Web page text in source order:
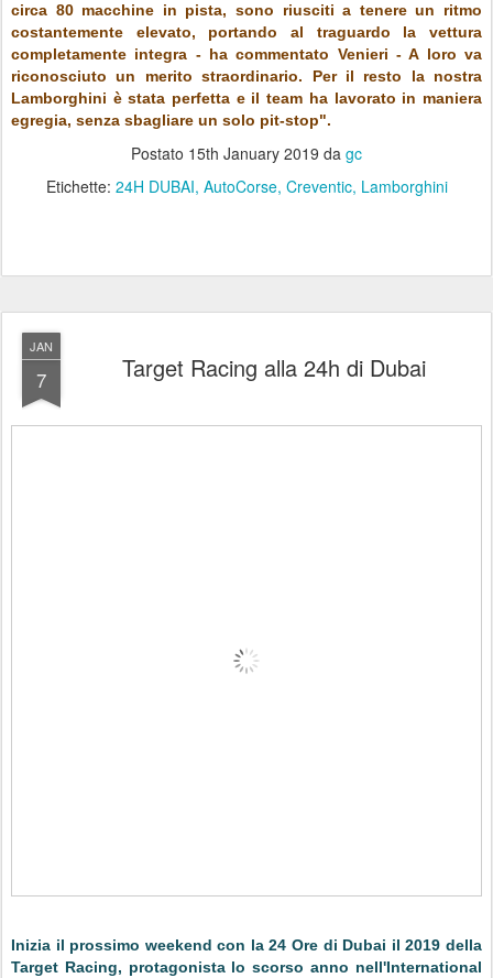
circa 80 macchine in pista, sono riusciti a tenere un ritmo
costantemente elevato, portando al traguardo la vettura
completamente integra - ha commentato Venieri - A loro va
riconosciuto un merito straordinario. Per il resto la nostra
Lamborghini è stata perfetta e il team ha lavorato in maniera
egregia, senza sbagliare un solo pit-stop".
Postato 15th January 2019 da gc
Etichette: 24H DUBAI AutoCorse Creventic Lamborghini
JAN
7 Target Racing alla 24h di Dubai
Inizia il prossimo weekend con la 24 Ore di Dubai il 2019 della
Target Racing, protagonista lo scorso anno nell'International